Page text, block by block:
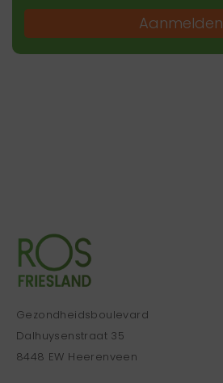
Aanmelden
Gezondheidsboulevard
Dalhuysenstraat 35
8448 EW Heerenveen